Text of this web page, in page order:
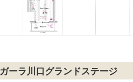
ガーラ川口グランドステージ